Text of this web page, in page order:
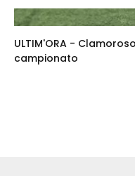
ULTIM'ORA -
campionato